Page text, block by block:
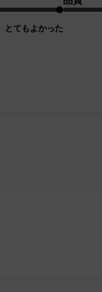
とてもよかった